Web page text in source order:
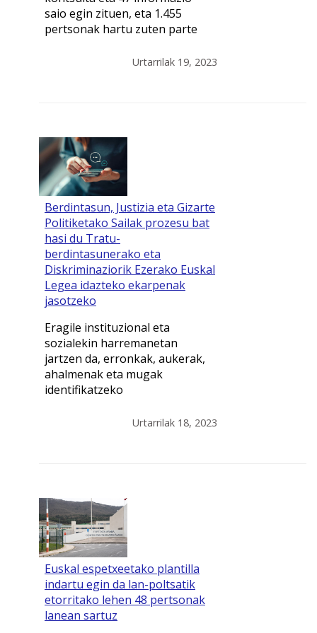
saio egin zituen, eta 1.455
pertsonak hartu zuten parte
Urtarrilak 19, 2023
Berdintasun, Justizia eta Gizarte
Politiketako Sailak prozesu bat
hasi du Tratu-
berdintasunerako eta
Diskriminaziorik Ezerako Euskal
Legea idazteko ekarpenak
jasotzeko
Eragile instituzional eta
sozialekin harremanetan
jartzen da, erronkak, aukerak,
ahalmenak eta mugak
identifikatzeko
Urtarrilak 18, 2023
Euskal espetxeetako plantilla
indartu egin da lan-poltsatik
etorritako lehen 48 pertsonak
lanean sartuz